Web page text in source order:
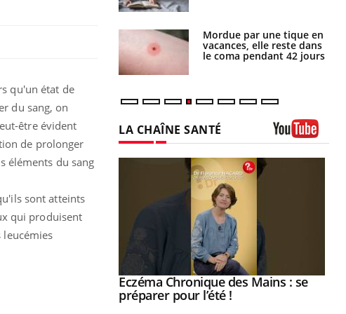
qu'un état de
du sang, on
être évident
de prolonger
éléments du sang
sont atteints
qui produisent
leucémies
Mordue par une tique en
vacances, elle reste dans
le coma pendant 42 jours
Allergies alimentaires :
une nouvelle arme contre
les réactions sévères
LA CHAÎNE SANTÉ
Youtube
Eczéma Chronique des Mains : se
préparer pour l’été !Youtube
Youtube
Diabète & Ramadan 2026Youtube